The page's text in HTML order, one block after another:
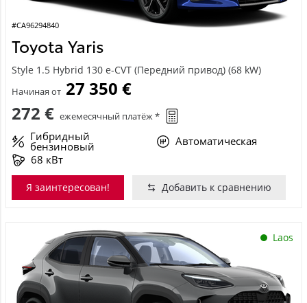
#CA96294840
Toyota Yaris
Style 1.5 Hybrid 130 e-CVT (Передний привод) (68 kW)
Начиная от 27 350 €
272 € ежемесячный платёж *
Гибридный
бензиновый
Автоматическая
68 кВт
Я заинтересован! Добавить к сравнению
Laos